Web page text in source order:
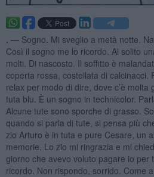
. — Sogno. Mi sveglio a metà notte.
Così il sogno me lo ricordo. Al solito
molti. Di nascosto. Il soffitto è
coperta rossa, costellata di calcinacci.
relax per modo di dire, dove c’è
tuta blu. È un sogno in technicolor.
Alcune tute sono sporche di grasso.
quando si parla di tute, si pensa più
zio Arturo è in tuta e pure Cesare, un
memorie. Lo zio mi ringrazia e mi
giorno che avevo voluto pagare io per
ricordo. Non rispondo, sorrido. Come